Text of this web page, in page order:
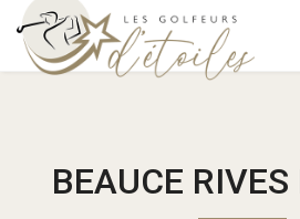
BEAUCE RIVES